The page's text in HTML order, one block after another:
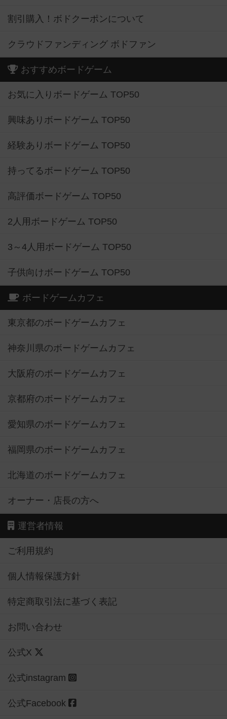
割引購入！ボドクーポンについて
クラウドファンディング ボドファン
おすすめボードゲーム
お気に入りボードゲーム TOP50
興味ありボードゲーム TOP50
経験ありボードゲーム TOP50
持ってるボードゲーム TOP50
高評価ボードゲーム TOP50
2人用ボードゲーム TOP50
3～4人用ボードゲーム TOP50
子供向けボードゲーム TOP50
ボードゲームカフェ
東京都のボードゲームカフェ
神奈川県のボードゲームカフェ
大阪府のボードゲームカフェ
京都府のボードゲームカフェ
愛知県のボードゲームカフェ
福岡県のボードゲームカフェ
北海道のボードゲームカフェ
オーナー・店長の方へ
運営者情報
ご利用規約
個人情報保護方針
特定商取引法に基づく表記
お問い合わせ
公式X
公式instagram
公式Facebook